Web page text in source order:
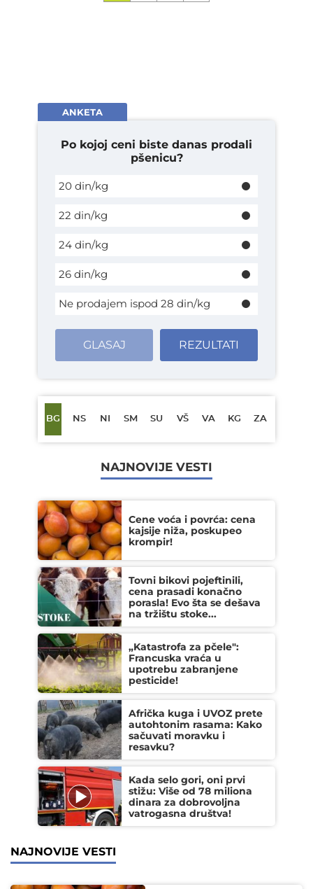
ANKETA
Po kojoj ceni biste danas prodali
pšenicu?
20 din/kg
22 din/kg
24 din/kg
26 din/kg
Ne prodajem ispod 28 din/kg
GLASAJ REZULTATI
BG NS NI SM SU VŠ VA KG ZA
NAJNOVIJE VESTI
Cene voća i povrća: cena
kajsije niža, poskupeo
krompir!
Tovni bikovi pojeftinili,
cena prasadi konačno
porasla! Evo šta se dešava
na tržištu stoke...
„Katastrofa za pčele":
Francuska vraća u
upotrebu zabranjene
pesticide!
Afrička kuga i UVOZ prete
autohtonim rasama: Kako
sačuvati moravku i
resavku?
Kada selo gori, oni prvi
stižu: Više od 78 miliona
dinara za dobrovoljna
vatrogasna društva!
NAJNOVIJE VESTI